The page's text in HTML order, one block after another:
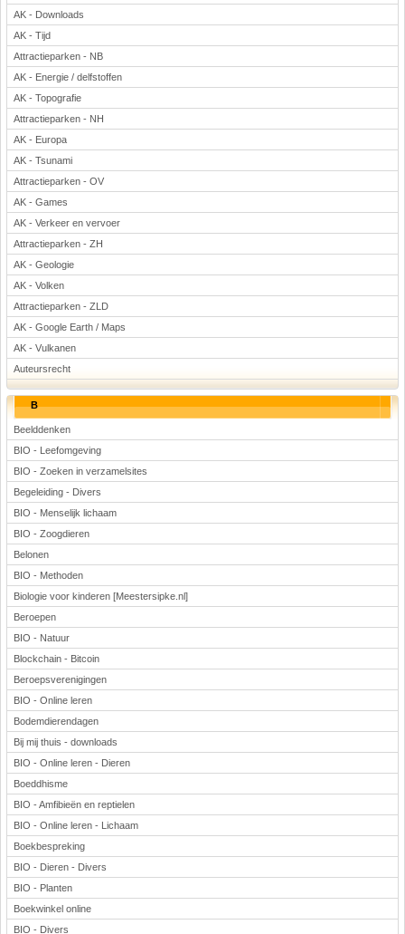
AK - Downloads
AK - Tijd
Attractieparken - NB
AK - Energie / delfstoffen
AK - Topografie
Attractieparken - NH
AK - Europa
AK - Tsunami
Attractieparken - OV
AK - Games
AK - Verkeer en vervoer
Attractieparken - ZH
AK - Geologie
AK - Volken
Attractieparken - ZLD
AK - Google Earth / Maps
AK - Vulkanen
Auteursrecht
B
Beelddenken
BIO - Leefomgeving
BIO - Zoeken in verzamelsites
Begeleiding - Divers
BIO - Menselijk lichaam
BIO - Zoogdieren
Belonen
BIO - Methoden
Biologie voor kinderen [Meestersipke.nl]
Beroepen
BIO - Natuur
Blockchain - Bitcoin
Beroepsverenigingen
BIO - Online leren
Bodemdierendagen
Bij mij thuis - downloads
BIO - Online leren - Dieren
Boeddhisme
BIO - Amfibieën en reptielen
BIO - Online leren - Lichaam
Boekbespreking
BIO - Dieren - Divers
BIO - Planten
Boekwinkel online
BIO - Divers